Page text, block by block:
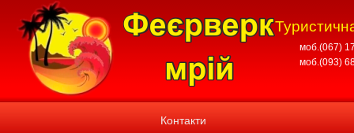
моб.(067)
моб.(093)
Контакти